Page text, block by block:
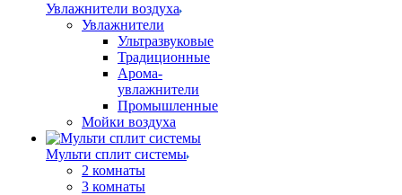
Увлажнители воздуха
Увлажнители
Ультразвуковые
Традиционные
Арома-
увлажнители
Промышленные
Мойки воздуха
Мульти сплит системы
2 комнаты
3 комнаты